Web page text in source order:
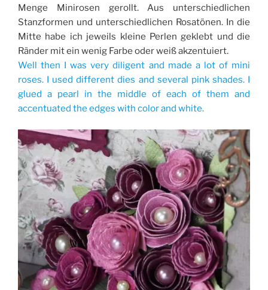
Menge Minirosen gerollt. Aus unterschiedlichen
Stanzformen und unterschiedlichen Rosatönen. In die
Mitte habe ich jeweils kleine Perlen geklebt und die
Ränder mit ein wenig Farbe oder weiß akzentuiert.
Well then I was very diligent and made a lot of mini
roses. I used different dies and several pink shades. I
glued a pearl in the middle of each of them and
accentuated the edges with color and white.